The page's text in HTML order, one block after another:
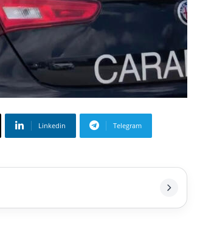
Linkedin Telegram